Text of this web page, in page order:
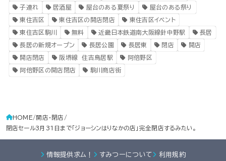
子連れ 居酒屋 屋台のある夏祭り 屋台のある祭り
東住吉区 東住吉区の開店閉店 東住吉区イベント
東住吉区駒川 無料 近畿日本鉄道南大阪線針中野駅 長居
長居の新規オープン 長居公園 長居東 閉店 開店
開店閉店 阪堺線 住吉鳥居駅 阿倍野区
阿倍野区の開店閉店 駒川商店街
HOME
開店・閉店
閉店セール3月31日まで「ジョーシンはりなかの店」完全閉店するみたい。
情報提供求ム！ すみつーについて 利用規約